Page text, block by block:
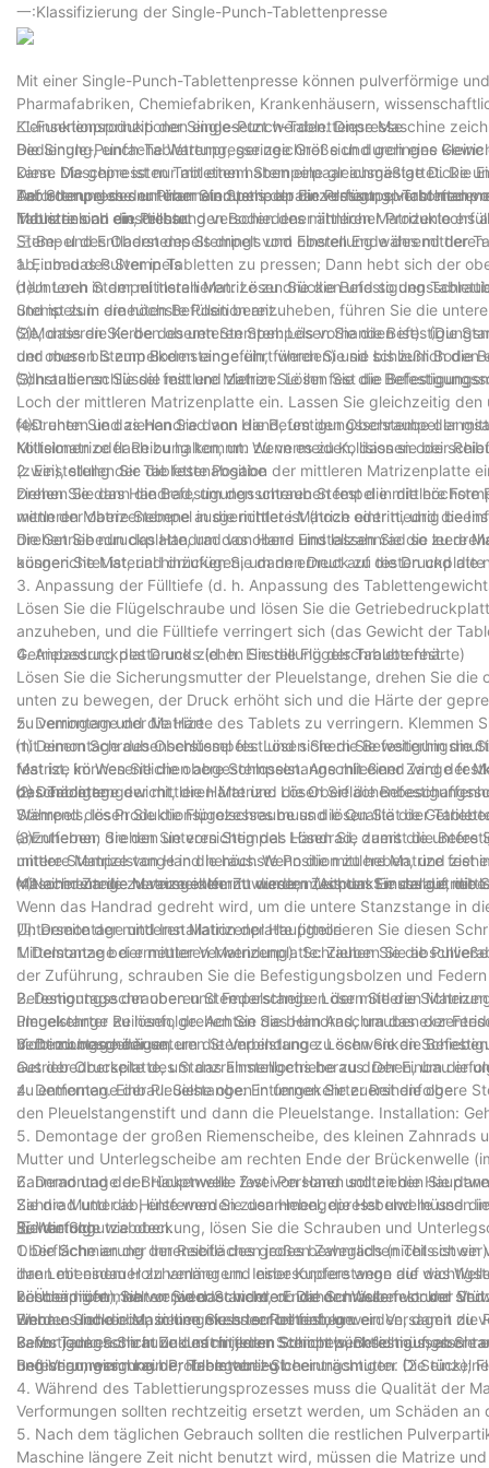
一:Klassifizierung der Single-Punch-Tablettenpresse
Mit einer Single-Punch-Tablettenpresse können pulverförmige
Pharmafabriken, Chemiefabriken, Krankenhäusern,
Kleinserienproduktionen eingesetzt werden. Diese Maschine
Bedienung, einfache Wartung, geringe Größe und geringes
Diese Maschine ist nur mit einem Stempelpaar ausgestattet. Die
Anforderungen der Pharmaindustrie an die Pressung
Industrien an die Pressung verschiedener ähnlicher Produkte
二:Funktionsprinzip der Single-Punch-Tablettenpresse
Die Single-Punch-Tablettenpresse zeichnet sich durch eine
kann. Die gepressten Tabletten haben eine gleichmäßige Dicke
Tablettenpresse nur über ein Stempelpaar verfügt, spricht man
Tablette sind einstellbar.
Der Stempel des unteren Stempels der Einzelstempel-
Matrizenloch ein, dichtet den Boden des mittleren Matrizenlochs
Stempel des Oberstempels dringt vom oberen Ende des
ab, um das Pulver in Tabletten zu pressen; Dann hebt sich der
dem Loch in der mittleren Matrize zu drücken und so den
und ist zum erneuten Befüllen bereit.
三:Be- und Entladen des Stempels und Einstellung während der
1. Einbau des Stempels
⑴Unteren Stempel installieren: Lösen Sie die
Stempels in die höchste Position anzuheben, führen Sie die
Sie, dass die Kerbe des unteren Stempels vorhanden ist). (Die
und muss bis zum Boden eingeführt werden) und schließlich die
⑵Montieren Sie den oberen Stempel: Lösen Sie die
der oberen Stempelkernstange ein, führen Sie sie bis zum
Schraubenschlüssel fest und ziehen Sie ihn fest die
⑶Installieren Sie die mittlere Matrize: Lösen Sie die
Loch der mittleren Matrizenplatte ein. Lassen Sie gleichzeitig
fest unten und ziehen Sie dann die Befestigungsschraube der
Mittelmatrize flach zu halten, um zu vermeiden, dass sie bei
⑷Drehen Sie das Handrad von Hand, um den Oberstempel
Kollisionen oder Reibung kommt. Wenn es zu Kollisionen oder
(zwei), stellen Sie die feste Position der mittleren Matrizenplatte
ziehen Sie dann die Befestigungsschrauben fest die mittlere
wenn der obere Stempel in die mittlere Matrize eintritt, und die
2. Einstellung der Tablettenabgabe
Drehen Sie das Handrad, um den unteren Stempel in die
mittleren Matrizenebene ausgerichtet ist (hoch oder niedrig
die Getriebedruckplatte, um das obere Einstellzahnrad so zu
ausgerichtet ist, und drücken Sie dann erneut auf die
Drehen Sie nun das Handrad von Hand und lassen Sie die leere
können Sie Material hinzufügen, um den Druck zu testen und die
3. Anpassung der Fülltiefe (d. h. Anpassung des
Lösen Sie die Flügelschraube und lösen Sie die
anzuheben, und die Fülltiefe verringert sich (das Gewicht der
Getriebedruckplatte und ziehen Sie die Flügelschraube fest.
4. Anpassung des Drucks (d. h. Einstellung der Tablettenhärte)
Lösen Sie die Sicherungsmutter der Pleuelstange, drehen Sie
unten zu bewegen, der Druck erhöht sich und die Härte der
zu verringern und die Härte des Tablets zu verringern. Klemmen
mit einem Schraubenschlüssel fest und sichern Sie weiterhin die
Matrize im Wesentlichen abgeschlossen. Anschließend wird der
das Tablettengewicht, die Härte und die
Während des Produktionsprozesses muss die Qualität der
5. Demontage der Matrize
⑴ Demontage des Oberstempels: Lösen Sie die
fest ist, können Sie die obere Stempelstange mit einer Zange
beschädigen.
⑵ Demontage der mittleren Matrize: Lösen Sie die
Stempels, lösen Sie die Flügelschraube und lösen Sie die
anzuheben, drehen Sie vorsichtig das Handrad, damit die
mittlere Matrize von Hand heraus. Wenn die mittlere Matrize
Maschinenteile zu vermeiden. Zu diesem Zeitpunkt muss die
⑶Entfernen Sie den unteren Stempel: Lösen Sie zuerst die
untere Stempelstange in die höchste Position zu heben, und
mit einer Zange herausgeklemmt werden (Achten Sie darauf, die
⑷Nachdem die Matrize entfernt wurde, muss das
Wenn das Handrad gedreht wird, um die untere Stanzstange in
Unterseite der mittleren Matrizenplatte (ignorieren Sie diesen
Mittelstanze bei erneuter Verwendung). Schrauben Sie
四: Demontage und Installation der Hauptteile
1. Demontage der mittleren Matrizenplatte: Ziehen Sie die
der Zuführung, schrauben Sie die Befestigungsbolzen und
Befestigungsschrauben und Federscheiben der mittleren
umgekehrter Reihenfolge. Achten Sie beim Anschrauben der
nicht zu beschädigen.
2. Demontage der oberen Stempelstange: Lösen Sie die
Pleuelstange zu lösen, drehen Sie das Handrad, um das
Verbindungsgehäuse, um die Verbindung zu schwenken
aus der Oberseite des Stanzrahmenlochs heraus. Der Einbau
3. Demontage der unteren Stempelstange: Lösen Sie die
Getriebedruckplatte, um das Einstellgetriebe zu drehen, um die
zu entfernen. Einbau: Siehe oben in umgekehrter Reihenfolge.
4. Demontage der Pleuelstange: Entfernen Sie zuerst die obere
den Pleuelstangenstift und dann die Pleuelstange. Installation:
5. Demontage der großen Riemenscheibe, des kleinen Zahnrads
Mutter und Unterlegscheibe am rechten Ende der Brückenwelle
Zahnrad und der Brückenwelle fest von Hand und ziehen Sie
Zahnrad und die Hülse werden zusammengepresst und müssen
Reihenfolge wie oben.
6. Demontage der Hauptwelle: Zwei Personen sollten die
Sie die Mutter ab, entfernen Sie den Hebel, die Hebelwelle und
Sie die Schutzabdeckung, lösen Sie die Schrauben und
Oberfläche an der Innenseite des großen Zahnrads (nicht
dann mit einem Holzhammer und einer Kupferstange auf das
beschädigen), halten Sie das andere Ende der Welle fest und
Einbau: Siehe oben in umgekehrter Reihenfolge.
五:Wartung
1. Die Schmierung der Reibflächen jedes beweglichen Teils ist
ihre Lebensdauer zu verlängern. Insbesondere wenn die
können nicht mehr verwendet werden. Daher müssen vor der
werden und die Maschine muss leer betrieben werden, damit
kann. Tanken Sie in Zukunft in jeder Schicht pünktlich auf, aber
und Verunreinigung der Tabletten zu beeinträchtigen. Die
2. Überprüfen Sie vor jeder Schicht, ob die Schrauben locker
Wenn es locker ist, ziehen Sie es sofort fest, um ein Versagen
Befestigungsschraube des mittleren Stempels,
Befestigungsschraube; Hebegabel-Sicherungsmutter (2 Stück);
3. Vor jeder Schicht und nach jedem Schichtwechsel müssen
beginnen, wenn kein Problem vorliegt.
4. Während des Tablettierungsprozesses muss die Qualität der
Verformungen sollten rechtzeitig ersetzt werden, um Schäden
5. Nach dem täglichen Gebrauch sollten die restlichen
Maschine längere Zeit nicht benutzt wird, müssen die Matrize